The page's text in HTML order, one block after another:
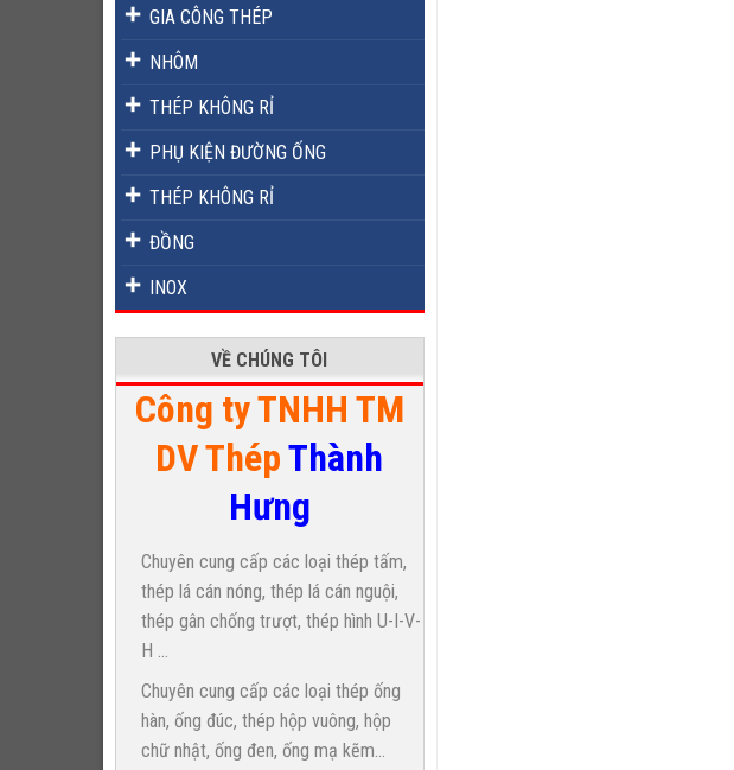
GIA CÔNG THÉP
NHÔM
THÉP KHÔNG RỈ
PHỤ KIỆN ĐƯỜNG ỐNG
THÉP KHÔNG RỈ
ĐỒNG
INOX
VỀ CHÚNG TÔI
Công ty TNHH TM
DV ThépThành
Hưng
Chuyên cung cấp các loại thép tấm,
thép lá cán nóng, thép lá cán nguội,
thép gân chống trượt, thép hình U-I-V-
H ...
Chuyên cung cấp các loại thép ống
hàn, ống đúc, thép hộp vuông, hộp
chữ nhật, ống đen, ống mạ kẽm...